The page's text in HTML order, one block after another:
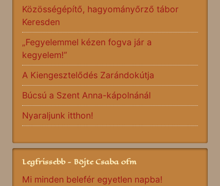
Közösségépítő, hagyományőrző tábor
Keresden
„Fegyelemmel kézen fogva jár a
kegyelem!”
A Kiengesztelődés Zarándokútja
Búcsú a Szent Anna-kápolnánál
Nyaraljunk itthon!
Legfrissebb - Böjte Csaba ofm
Mi minden belefér egyetlen napba!